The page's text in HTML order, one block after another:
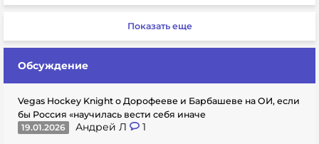
Показать еще
Обсуждение
Vegas Hockey Knight о Дорофееве и Барбашеве на ОИ, если
бы Россия «научилась вести себя иначе
19.01.2026
Андрей Л 1